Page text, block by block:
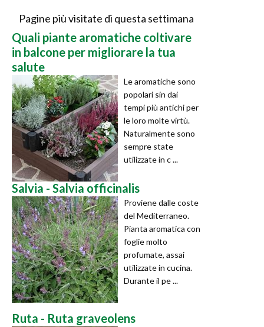
Pagine più visitate di questa settimana
Quali piante aromatiche coltivare
in balcone per migliorare la tua
salute
Le aromatiche sono
popolari sin dai
tempi più antichi per
le loro molte virtù.
Naturalmente sono
sempre state
utilizzate in c ...
Salvia - Salvia officinalis
Proviene dalle coste
del Mediterraneo.
Pianta aromatica con
foglie molto
profumate, assai
utilizzate in cucina.
Durante il pe ...
Ruta - Ruta graveolens